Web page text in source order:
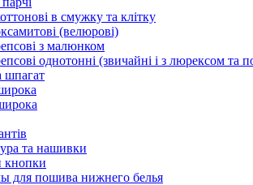
в смужку та клітку
(велюрові)
з малюнком
однотонні (звичайні і з люрексом та
та нашивки
кнопки
для пошива нижнего белья